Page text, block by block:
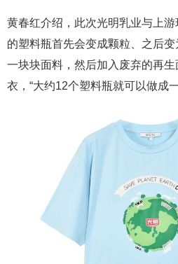
黄春红介绍，此次光明乳业与上
的塑料瓶首先会变成颗粒、之后
一块块面料，然后加入废弃的再
衣，“大约12个塑料瓶就可以做成